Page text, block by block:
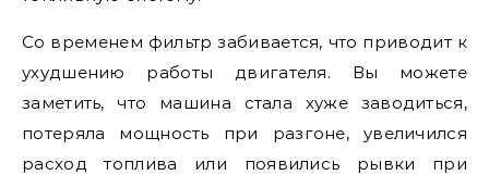
Со временем фильтр забивается, что приводит к
ухудшению работы двигателя. Вы можете
заметить, что машина стала хуже заводиться,
потеряла мощность при разгоне, увеличился
расход топлива или появились рывки при